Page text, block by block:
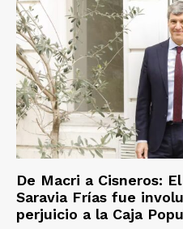
De Macri a Cisneros:
Saravia Frías fue
perjuicio a la Caja